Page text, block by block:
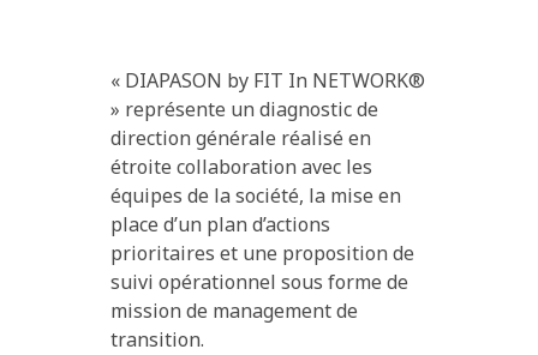
« DIAPASON by FIT In NETWORK®
» représente un diagnostic de
direction générale réalisé en
étroite collaboration avec les
équipes de la société, la mise en
place d’un plan d’actions
prioritaires et une proposition de
suivi opérationnel sous forme de
mission de management de
transition.